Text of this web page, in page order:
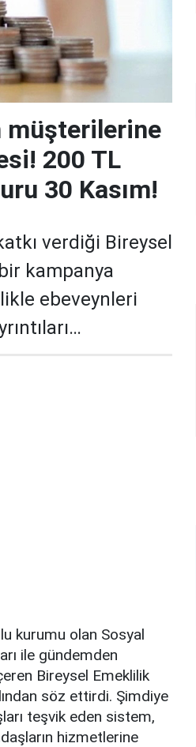
müşterilerine
200 TL
30 Kasım!
verdiği Bireysel
kampanya
ebeveynleri
kurumu olan Sosyal
ile gündemden
Bireysel Emeklilik
söz ettirdi. Şimdiye
teşvik eden sistem,
hizmetlerine